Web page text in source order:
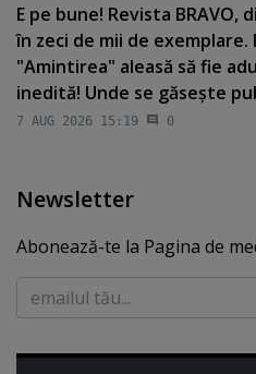
E pe bune! Revista BRAVO,
în zeci de mii de exemplare.
"Amintirea" aleasă să fie
inedită! Unde se găseşte
7 AUG 2026 15:19 0
Newsletter
Abonează-te la Pagina de